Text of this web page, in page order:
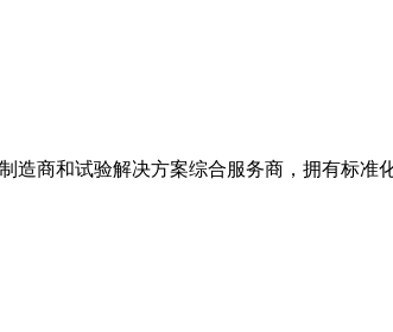
商和试验解决方案综合服务商，拥有标准